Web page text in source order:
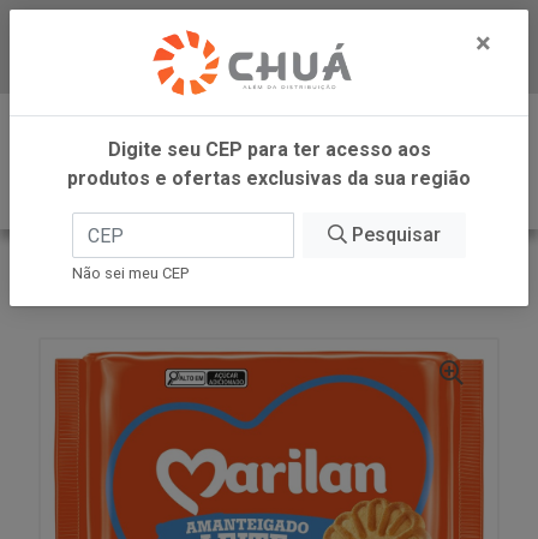
Baixe já nosso APP
0
INÍCIO
MARILAN
×
Digite seu CEP para ter acesso aos
produtos e ofertas exclusivas da sua região
Pesquisar
Não sei meu CEP